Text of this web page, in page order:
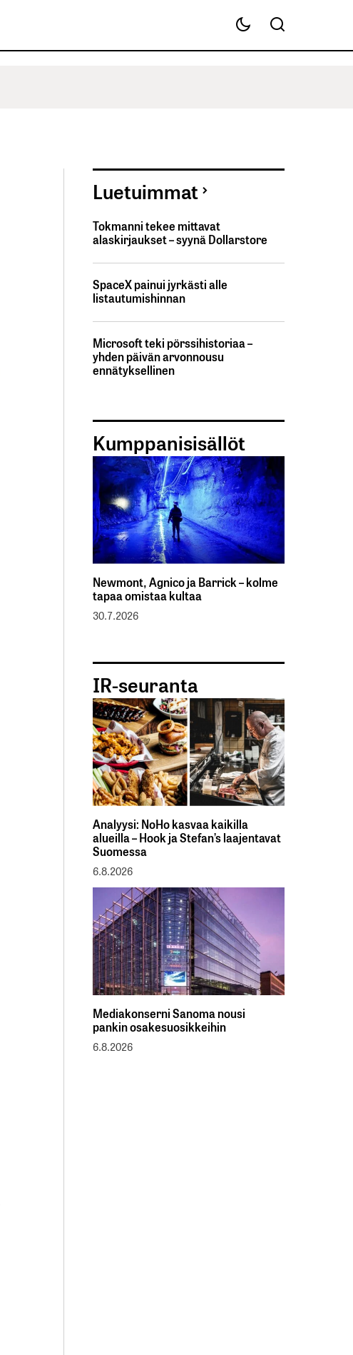
Luetuimmat
Tokmanni tekee mittavat
alaskirjaukset – syynä Dollarstore
SpaceX painui jyrkästi alle
listautumishinnan
Microsoft teki pörssihistoriaa –
yhden päivän arvonnousu
ennätyksellinen
Kumppanisisällöt
Newmont, Agnico ja Barrick – kolme
tapaa omistaa kultaa
30.7.2026
IR-seuranta
Analyysi: NoHo kasvaa kaikilla
alueilla – Hook ja Stefan’s laajentavat
Suomessa
6.8.2026
Mediakonserni Sanoma nousi
pankin osakesuosikkeihin
6.8.2026